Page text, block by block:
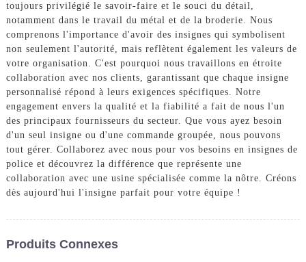
toujours privilégié le savoir-faire et le souci du détail,
notamment dans le travail du métal et de la broderie. Nous
comprenons l'importance d'avoir des insignes qui symbolisent
non seulement l'autorité, mais reflètent également les valeurs de
votre organisation. C'est pourquoi nous travaillons en étroite
collaboration avec nos clients, garantissant que chaque insigne
personnalisé répond à leurs exigences spécifiques. Notre
engagement envers la qualité et la fiabilité a fait de nous l'un
des principaux fournisseurs du secteur. Que vous ayez besoin
d'un seul insigne ou d'une commande groupée, nous pouvons
tout gérer. Collaborez avec nous pour vos besoins en insignes de
police et découvrez la différence que représente une
collaboration avec une usine spécialisée comme la nôtre. Créons
dès aujourd'hui l'insigne parfait pour votre équipe !
Produits Connexes